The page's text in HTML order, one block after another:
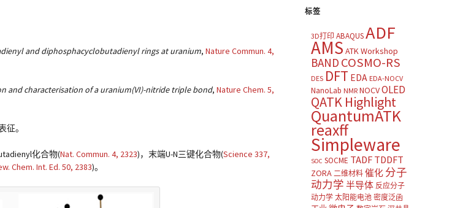
and diphosphacyclobutadienyl rings at uranium,Nature Commun.4,
and characterisation of a uranium(VI)-nitride triple bond,Nature Chem.5,
。
化合物(Nat. Commun.4, 2323)，末端U-N三键化合物(Science337,
Chem. Int. Ed.50, 2383)。
标签
3D打印 ABAQUSADF
AMS ATK Workshop
BAND COSMO-RS
DES DFT EDA EDA-NOCV
NanoLab NMR NOCVOLED
QATK Highlight
QuantumATK
reaxff
Simpleware
SOC SOCME TADF TDDFT
ZORA 二维材料 催化 分子
动力学 半导体 反应分子
动力学 太阳能电池 密度泛函